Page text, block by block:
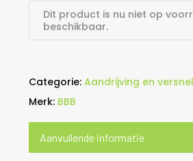
Dit product is nu niet op
beschikbaar.
Categorie: Aandrijving en
Merk: BBB
Aanvullende informatie